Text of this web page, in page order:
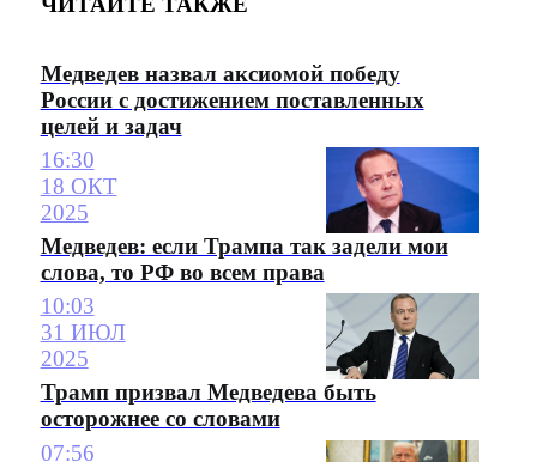
Медведев назвал аксиомой победу
России с достижением поставленных
целей и задач
16:30
18 ОКТ
2025
Медведев: если Трампа так задели мои
слова, то РФ во всем права
10:03
31 ИЮЛ
2025
Трамп призвал Медведева быть
осторожнее со словами
07:56